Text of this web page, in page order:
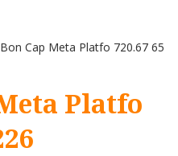
Cap Meta Platfo 720.67 65
Platfo